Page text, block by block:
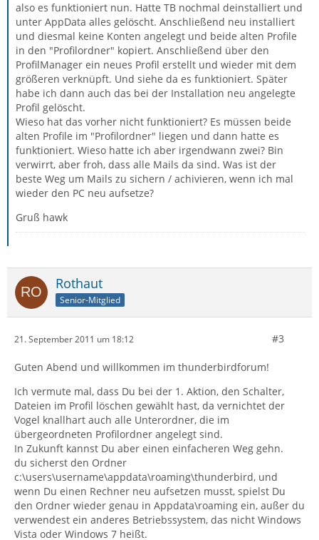
also es funktioniert nun. Hatte TB nochmal deinstalliert und
unter AppData alles gelöscht. Anschließend neu installiert
und diesmal keine Konten angelegt und beide alten Profile
in den "Profilordner" kopiert. Anschließend über den
ProfilManager ein neues Profil erstellt und wieder mit dem
größeren verknüpft. Und siehe da es funktioniert. Später
habe ich dann auch das bei der Installation neu angelegte
Profil gelöscht.
Wieso hat das vorher nicht funktioniert? Es müssen beide
alten Profile im "Profilordner" liegen und dann hatte es
funktioniert. Wieso hatte ich aber irgendwann zwei? Bin
verwirrt, aber froh, dass alle Mails da sind. Was ist der
beste Weg um Mails zu sichern / achivieren, wenn ich mal
wieder den PC neu aufsetze?
Gruß hawk
Rothaut
Senior-Mitglied
21. September 2011 um 18:12 #3
Guten Abend und willkommen im thunderbirdforum!
Ich vermute mal, dass Du bei der 1. Aktion, den Schalter,
Dateien im Profil löschen gewählt hast, da vernichtet der
Vogel knallhart auch alle Unterordner, die im
übergeordneten Profilordner angelegt sind.
In Zukunft kannst Du aber einen einfacheren Weg gehn.
du sicherst den Ordner
c:\users\username\appdata\roaming\thunderbird, und
wenn Du einen Rechner neu aufsetzen musst, spielst Du
den Ordner wieder genau in Appdata\roaming ein, außer du
verwendest ein anderes Betriebssystem, das nicht Windows
Vista oder Windows 7 heißt.